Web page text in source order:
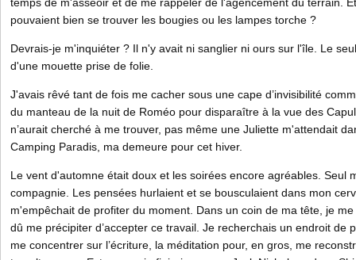
pouvaient bien se trouver les bougies ou les lampes torche ?
Devrais-je m'inquiéter ? Il n'y avait ni sanglier ni ours sur l'île. Le
d'une mouette prise de folie.
J'avais rêvé tant de fois me cacher sous une cape d’invisibilité
du manteau de la nuit de Roméo pour disparaître à la vue des
n’aurait cherché à me trouver, pas même une Juliette m'attendait
Camping Paradis, ma demeure pour cet hiver.
Le vent d'automne était doux et les soirées encore agréables. Seul
compagnie. Les pensées hurlaient et se bousculaient dans mon
m'empêchait de profiter du moment. Dans un coin de ma tête, je me
dû me précipiter d’accepter ce travail. Je recherchais un endroit de
me concentrer sur l’écriture, la méditation pour, en gros, me